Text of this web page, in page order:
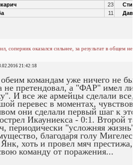
23
11
соперник оказался сильнее, за результат в общем
21:42:18
командам уже ничего не
не претендовал, а "ФАР" имел
И все же армейцы сделали
перевес в моментах,
они сделали первый шаг к
Икауниекса - 0:1. Второй
периодически "усложняя
благодаря голу
хоть и провел мяч
команду от поражения...